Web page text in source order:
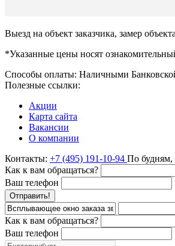
Выезд на объект заказчика, замер
*Указанные цены носят
Способы оплаты: Наличными
Полезные ссылки:
Акции
Карта сайта
Вакансии
О компании
Контакты: +7 (495) 191-10-94 По будням,
Как к вам обращаться?
Ваш телефон
Отправить!
Как к вам обращаться?
Ваш телефон